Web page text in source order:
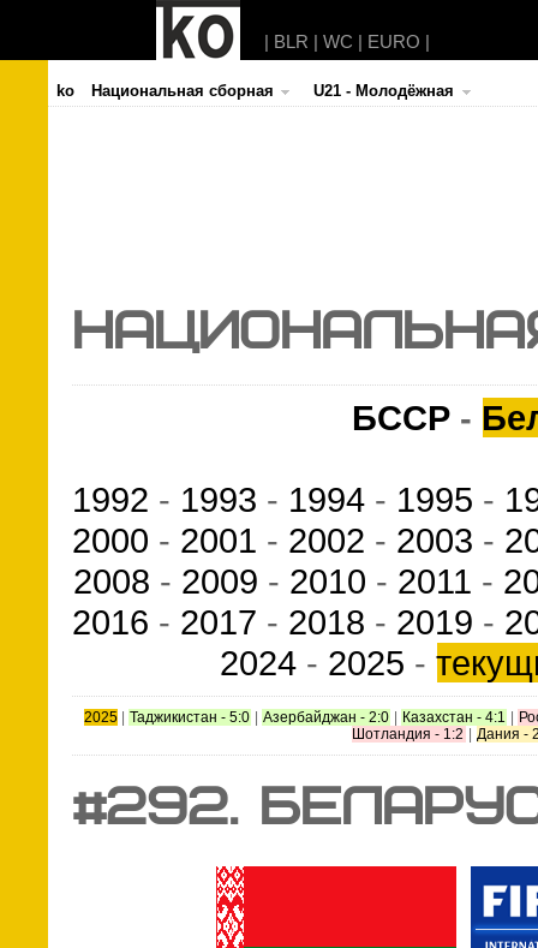
| BLR | WC | EURO |
ko Национальная сборная U21 - Молодёжная
БССР -
1992 - 1993 - 1994 - 1995 -
2000 - 2001 - 2002 - 2003 -
2008 - 2009 - 2010 - 2011 -
2016 - 2017 - 2018 - 2019 -
2024 - 2025 -
2025 Таджикистан - 5:0 Азербайджан - 2:0 Казахстан - 4:1
Шотландия - 1:2
Дания -
#292.